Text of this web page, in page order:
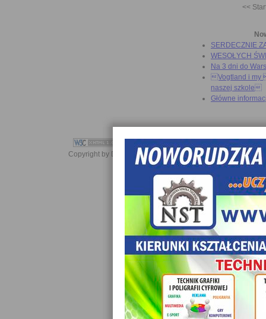
<<
SERDECZNIE
WESOŁYCH
Na 3 dni do
Vogtland i my
naszej szkole
Główne
Copyright by Daniel JabĹoĹski 2006-2021. All rights